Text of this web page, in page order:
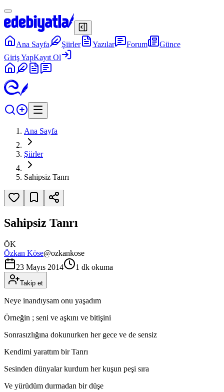
Ana Sayfa Şiirler Yazılar Forum
Günce
Giriş YapKayıt Ol
Ana Sayfa
Şiirler
Sahipsiz Tanrı
Sahipsiz Tanrı
ÖK
Özkan Köse@ozkankose
23 Mayıs 2014
1 dk okuma
Takip et
Neye inandıysam onu yaşadım
Örneğin ; seni ve aşkını ve bitişini
Sonrasızlığına dokunurken her gece ve de sensiz
Kendimi yarattım bir Tanrı
Sesinden dünyalar kurdum her kuşun peşi sıra
Ve yürüdüm durmadan bir düşe